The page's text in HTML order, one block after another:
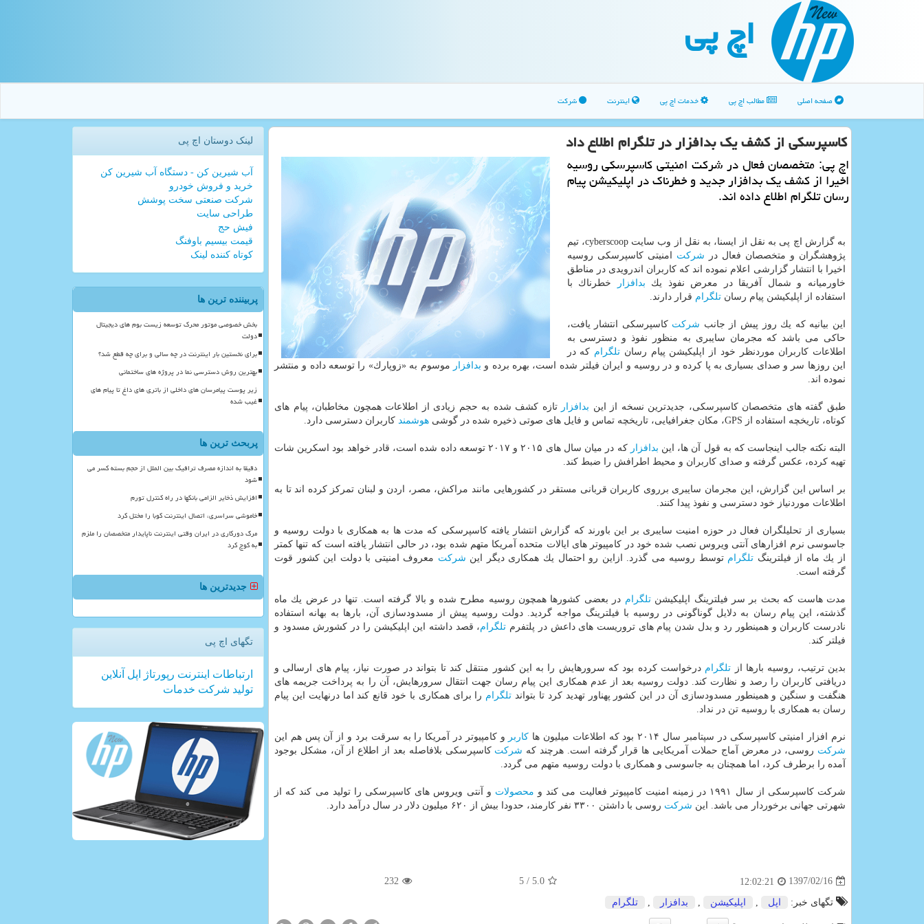
اچ پی
صفحه اصلی مطالب اچ پی خدمات اچ پی اینترنت شرکت
كاسپرسكی از كشف یك بدافزار در تلگرام اطلاع داد
اچ پی: متخصصان فعال در شركت امنیتی كاسپرسكی روسیه
اخیرا از كشف یك بدافزار جدید و خطرناك در اپلیكیشن پیام
رسان تلگرام اطلاع داده اند.
به گزارش اچ پی به نقل از ایسنا، به نقل از وب سایت cyberscoop، تیم
پژوهشگران و متخصصان فعال در شركت امنیتی كاسپرسكی روسیه
اخیرا با انتشار گزارشی اعلام نموده اند كه كاربران اندرویدی در مناطق
خاورمیانه و شمال آفریقا در معرض نفوذ یك بدافزار
خطرناك با
استفاده از اپلیكیشن پیام رسان تلگرام قرار دارند.
این بیانیه كه یك روز پیش از جانب شركت كاسپرسكی انتشار یافت،
حاكی می باشد كه مجرمان سایبری به منظور نفوذ و دسترسی به
اطلاعات كاربران موردنظر خود از اپلیكیشن پیام رسان تلگرام كه در
این روزها سر و صدای بسیاری به پا كرده و در روسیه و ایران فیلتر شده است، بهره برده و بدافزار موسوم به «زوپارك» را توسعه داده و منتشر
نموده اند.
طبق گفته های متخصصان كاسپرسكی، جدیدترین نسخه از این بدافزار تازه كشف شده به حجم زیادی از اطلاعات همچون مخاطبان، پیام های
كوتاه، تاریخچه استفاده از GPS، مكان جغرافیایی، تاریخچه تماس و فایل های صوتی ذخیره شده در گوشی
هوشمند كاربران دسترسی دارد.
البته نكته جالب اینجاست كه به قول آن ها، این بدافزار
كه در میان سال های ۲۰۱۵ و ۲۰۱۷ توسعه داده شده است، قادر خواهد بود اسكرین شات
تهیه كرده، عكس گرفته و صدای كاربران و محیط اطرافش را ضبط كند.
بر اساس این گزارش، این مجرمان سایبری برروی كاربران قربانی مستقر در كشورهایی مانند مراكش، مصر، اردن و لبنان تمركز كرده اند تا به
اطلاعات موردنیاز خود دسترسی و نفوذ پیدا كنند.
بسیاری از تحلیلگران فعال در حوزه امنیت سایبری بر این باورند كه گزارش انتشار یافته كاسپرسكی كه مدت ها به همكاری با دولت روسیه و
جاسوسی نرم افزارهای آنتی ویروس نصب شده خود در كامپیوتر های ایالات متحده آمریكا متهم شده بود، در حالی انتشار یافته است كه تنها كمتر
از یك ماه از فیلترینگ تلگرام توسط روسیه می گذرد. ازاین رو احتمال یك همكاری دیگر این شركت معروف امنیتی با دولت این كشور قوت
گرفته است.
مدت هاست كه بحث بر سر فیلترینگ اپلیكیشنتلگرام در بعضی كشورها همچون روسیه مطرح شده و بالا گرفته است. تنها در عرض یك ماه
گذشته، این پیام رسان به دلایل گوناگونی در روسیه با فیلترینگ مواجه گردید. دولت روسیه پیش از مسدودسازی آن، بارها به بهانه استفاده
نادرست كاربران و همینطور رد و بدل شدن پیام های تروریست های داعش در پلتفرم تلگرام، قصد داشته این اپلیكیشن را در كشورش مسدود و
فیلتر كند.
بدین ترتیب، روسیه بارها از تلگرام درخواست كرده بود كه سرورهایش را به این كشور منتقل كند تا بتواند در صورت نیاز، پیام های ارسالی و
دریافتی كاربران را رصد و نظارت كند. دولت روسیه بعد از عدم همكاری این پیام رسان جهت انتقال سرورهایش، آن را به پرداخت جریمه های
هنگفت و سنگین و همینطور مسدودسازی آن در این كشور پهناور تهدید كرد تا بتواند تلگرام را برای همكاری با خود قانع كند اما درنهایت این پیام
رسان به همكاری با روسیه تن در نداد.
نرم افزار امنیتی كاسپرسكی در سپتامبر سال ۲۰۱۴ بود كه اطلاعات میلیون ها كاربر و كامپیوتر در آمریكا را به سرقت برد و از آن پس هم این
شركت روسی، در معرض آماج حملات آمریكایی ها قرار گرفته است. هرچند كه شركت كاسپرسكی بلافاصله بعد از اطلاع از آن، مشكل بوجود
آمده را برطرف كرد، اما همچنان به جاسوسی و همكاری با دولت روسیه متهم می گردد.
شركت كاسپرسكی از سال ۱۹۹۱ در زمینه امنیت كامپیوتر فعالیت می كند و محصولات و آنتی ویروس های كاسپرسكی را تولید می كند كه از
شهرتی جهانی برخوردار می باشد. این شركت روسی با داشتن ۳۳۰۰ نفر كارمند، حدودا بیش از ۶۲۰ میلیون دلار در سال درآمد دارد.
1397/02/16
12:02:21
5.0
/ 5
232
تگهای خبر: اپل اپلیكیشن بدافزار تلگرام
لینک دوستان اچ پی
آب شیرین کن - دستگاه آب شیرین کن
خرید و فروش خودرو
شرکت صنعتی سخت پوشش
طراحی سایت
فیش حج
قیمت بیسیم باوفنگ
کوتاه کننده لینک
پربیننده ترین ها
بخش خصوصی موتور محرک توسعه زیست بوم های دیجیتال
دولت
برای نخستین بار اینترنت در چه سالی و برای چه قطع شد؟
بهترین روش دسترسی نما در پروژه های ساختمانی
زیر پوست پیامرسان های داخلی از باتری های داغ تا پیام های
غیب شده
پربحث ترین ها
دقیقا به اندازه مصرف ترافیک بین الملل از حجم بسته کسر می
شود
افزایش ذخایر الزامی بانکها در راه کنترل تورم
خاموشی سراسری، اتصال اینترنت کوبا را مختل کرد
مرگ دورکاری در ایران وقتی اینترنت ناپایدار متخصصان را ملزم
به کوچ کرد
جدیدترین ها
تگهای اچ پی
ارتباطات اینترنت رپورتاژ اپل آنلاین
تولید شركت خدمات